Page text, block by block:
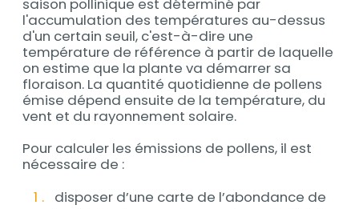
saison pollinique est déterminé par
l'accumulation des températures au-dessus
d'un certain seuil, c'est-à-dire une
température de référence à partir de laquelle
on estime que la plante va démarrer sa
floraison. La quantité quotidienne de pollens
émise dépend ensuite de la température, du
vent et du rayonnement solaire.
Pour calculer les émissions de pollens, il est
nécessaire de :
disposer d’une carte de l’abondance de